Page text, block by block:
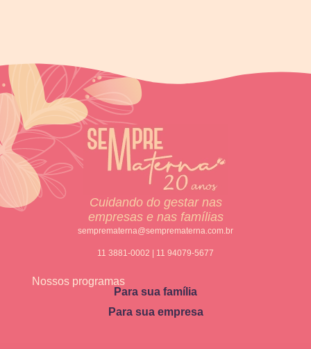
Cuidando do gestar nas
empresas e nas famílias
semprematerna@semprematerna.com.br
11 3881-0002 | 11 94079-5677
Nossos programas
Para sua família
Para sua empresa